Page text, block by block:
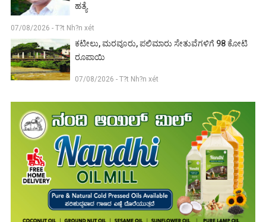
ಹತ್ಯೆ
07/08/2026 - T?t Nh?n xét
ಕಟೀಲು, ಮರವೂರು, ಪಲಿಮಾರು ಸೇತುವೆಗಳಿಗೆ 98 ಕೋಟಿ
ರೂಪಾಯಿ
07/08/2026 - T?t Nh?n xét